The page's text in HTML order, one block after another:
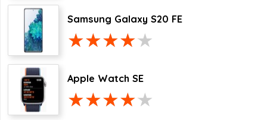
Samsung Galaxy S20 FE
Apple Watch SE